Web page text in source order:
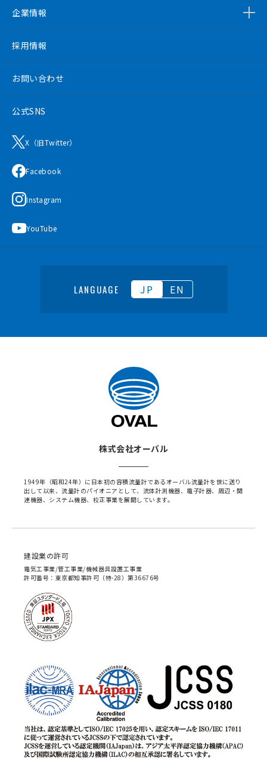
企業情報
採用情報
お問い合わせ
公式SNS
X（旧Twitter）
Facebook
Instagram
YouTube
LANGUAGE JP EN
株式会社オーバル
1949年（昭和24年）に日本初の容積流量計であるオーバル流量計を世に送り
出して以来、流量計のパイオニアとして、流体計測機器、電子計器、周辺・関
連機器、システム機器、校正事業を展開しています。
建設業の許可
電気工事業/管工事業/機械器具設置工事業
許可番号：東京都知事許可（特-28）第36676号